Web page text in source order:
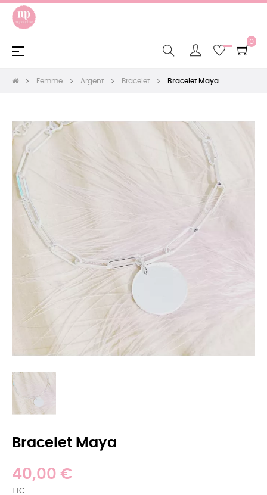
0
Basculer
☰
Femme Argent Bracelet Bracelet Maya
Bracelet Maya
40,00 €
TTC